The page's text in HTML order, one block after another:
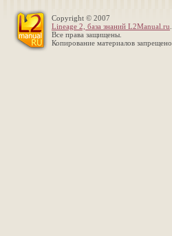
Copyright © 2007
Lineage 2, база знаний L2Manual.ru
Все права защищены.
Копирование материалов запрещено.